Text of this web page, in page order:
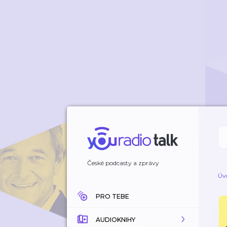
České podcasty a zprávy
PRO TEBE
AUDIOKNIHY